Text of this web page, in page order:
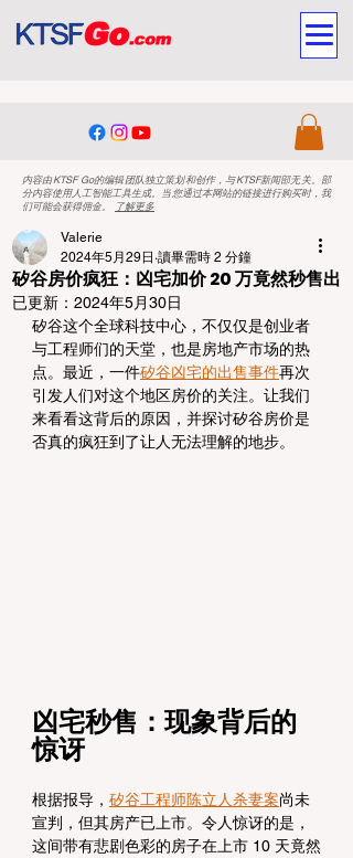
内容由KTSF Go的编辑团队独立策划和创作，与KTSF新闻部无关。部
分内容使用人工智能工具生成。当您通过本网站的链接进行购买时，我
们可能会获得佣金。
了解更多
矽谷房价疯狂：凶宅加价 20 万竟然秒售出
Valerie
2024年5月29日 讀畢需時 2 分鐘
已更新： 2024年5月30日
矽谷这个全球科技中心，不仅仅是创业者
与工程师们的天堂，也是房地产市场的热
点。最近，一件矽谷凶宅的出售事件再次
引发人们对这个地区房价的关注。让我们
来看看这背后的原因，并探讨矽谷房价是
否真的疯狂到了让人无法理解的地步。
凶宅秒售：现象背后的
惊讶
根据报导， 矽谷工程师陈立人杀妻案尚未
宣判，但其房产已上市。令人惊讶的是，
这间带有悲剧色彩的房子在上市 10 天竟然